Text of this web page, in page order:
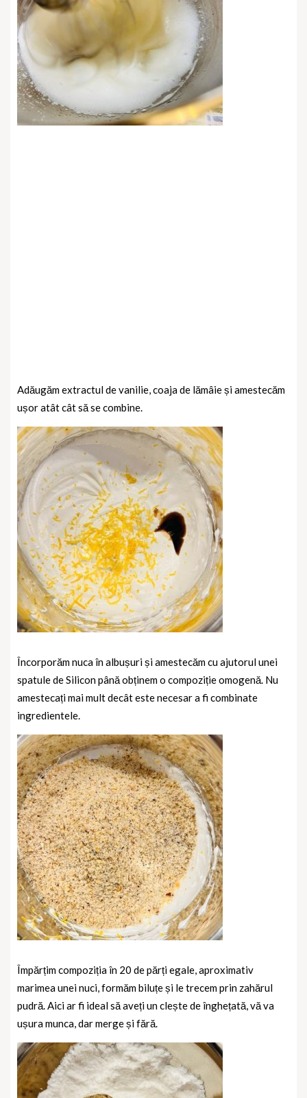
Adăugăm extractul de vanilie, coaja de lămâie și amestecăm
ușor atât cât să se combine.
Încorporăm nuca în albușuri și amestecăm cu ajutorul unei
spatule de Silicon până obținem o compoziție omogenă. Nu
amestecați mai mult decât este necesar a fi combinate
ingredientele.
Împărțim compoziția în 20 de părți egale, aproximativ
marimea unei nuci, formăm biluțe și le trecem prin zahărul
pudră. Aici ar fi ideal să aveți un clește de înghețată, vă va
ușura munca, dar merge și fără.